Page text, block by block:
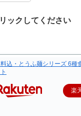
ックしてください
込・とうふ麺シリーズ 6種
楽